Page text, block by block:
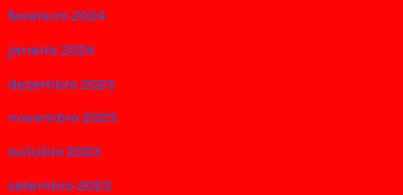
fevereiro 2024
janeiro 2024
dezembro 2023
novembro 2023
outubro 2023
setembro 2023